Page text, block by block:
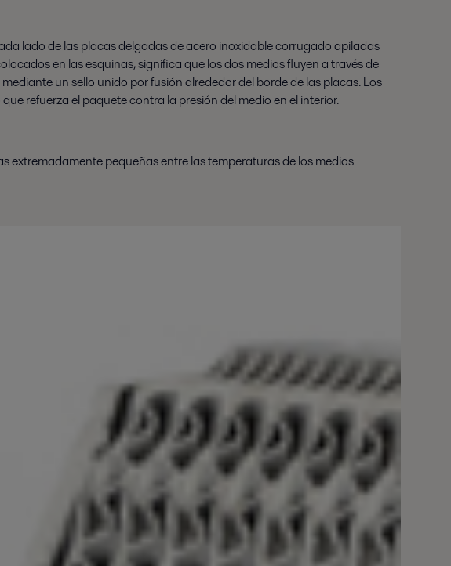
lado de las placas delgadas de acero inoxidable corrugado apiladas
en las esquinas, significa que los dos medios fluyen a través de
un sello unido por fusión alrededor del borde de las placas. Los
refuerza el paquete contra la presión del medio en el interior.
extremadamente pequeñas entre las temperaturas de los medios